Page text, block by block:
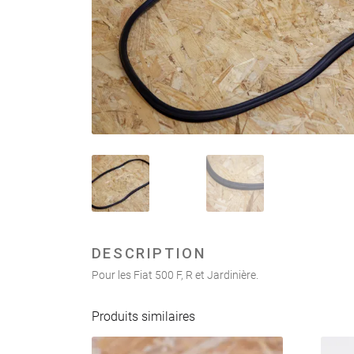
DESCRIPTION
Pour les Fiat 500 F, R et Jardinière.
Produits similaires